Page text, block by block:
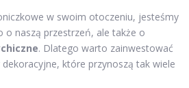
w swoim otoczeniu, jesteśmy
o naszą przestrzeń, ale także o
. Dlatego warto zainwestować
które przynoszą tak wiele